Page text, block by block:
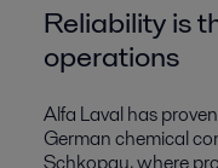
Reliability is
operations
Alfa Laval has
German chemical
Schkopau, where